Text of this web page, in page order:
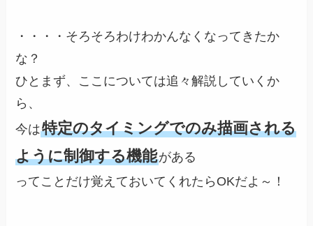
・・・・そろそろわけわかんなくなってきたか
な？
ひとまず、ここについては追々解説していくか
ら、
今は特定のタイミングでのみ描画される
ように制御する機能がある
ってことだけ覚えておいてくれたらOKだよ～！